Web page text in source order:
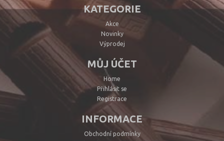
KATEGORIE
Akce
Novinky
Výprodej
MŮJ ÚČET
Home
Přihlásit se
Registrace
INFORMACE
Obchodní podmínky